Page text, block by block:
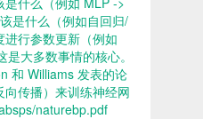
是什么（例如自回归/
行参数更新（例如
大多数事情的核心。
和 Williams 发表的论
传播）来训练神经网
naturebp.pdf